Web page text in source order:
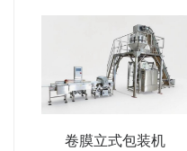
卷膜立式包装机